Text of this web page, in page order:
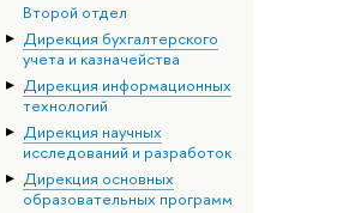
Второй отдел
Дирекция бухгалтерского
учета и казначейства
Дирекция информационных
технологий
Дирекция научных
исследований и разработок
Дирекция основных
образовательных программ